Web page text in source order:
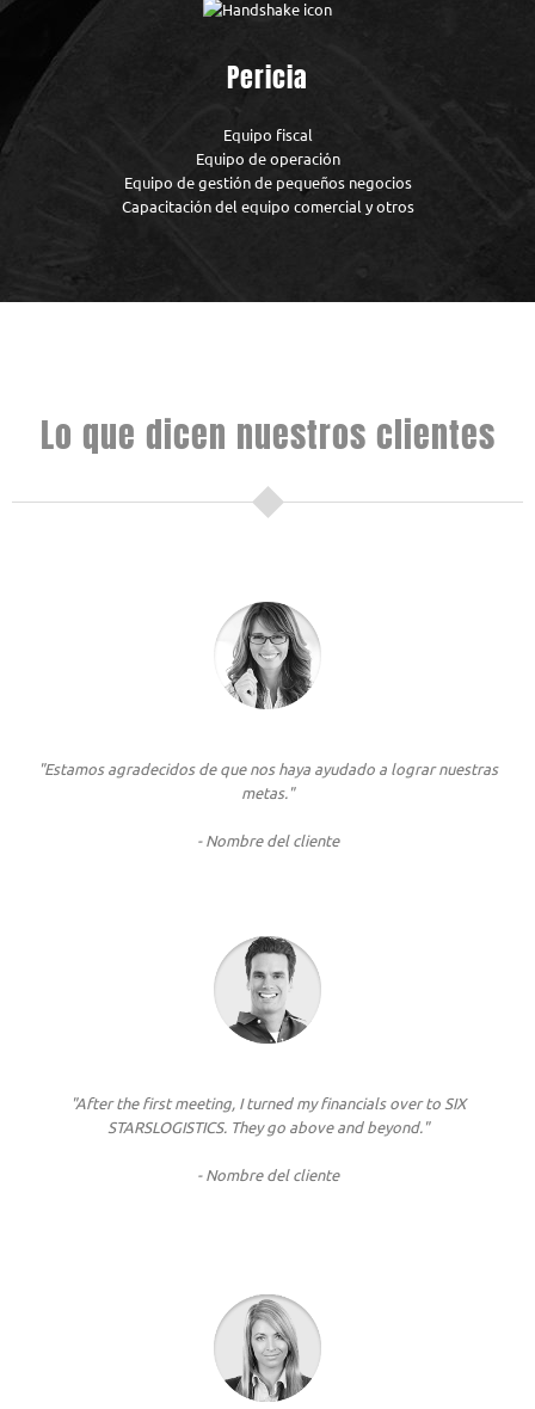
Pericia
Equipo fiscal
Equipo de operación
Equipo de gestión de pequeños negocios
Capacitación del equipo comercial y otros
Lo que dicen nuestros clientes
"Estamos agradecidos de que nos haya ayudado a lograr nuestras
metas."
- Nombre del cliente
"After the first meeting, I turned my financials over to SIX
STARSLOGISTICS. They go above and beyond."
- Nombre del cliente